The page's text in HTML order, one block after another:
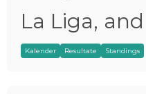
La Liga,
Kalender Resultate Standings